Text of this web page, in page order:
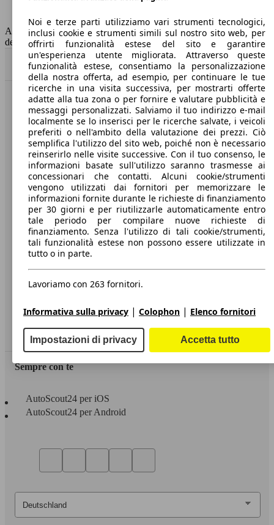
Capacità del serbatoio
53 l
AutoScout24 non si assume alcuna responsabilità per la correttezza
dei dati.
Torna su
Benvenuti su AutoScout24, il mercato auto europeo.
Società
A proposito di AutoScout24
Stampa
Media
Condizioni generali
Informazioni
Privacy
Dichiarazione di Accessibilità
Servizi
Area rivenditori
Sempre con te
AutoScout24 per iOS
AutoScout24 per Android
Noi e terze parti utilizziamo vari strumenti tecnologici,
inclusi cookie e strumenti simili sul nostro sito web, per
offrirti funzionalità estese del sito e garantire
un'esperienza utente migliorata. Attraverso queste
funzionalità estese, consentiamo la personalizzazione
della nostra offerta, ad esempio, per continuare le tue
ricerche in una visita successiva, per mostrarti offerte
adatte alla tua zona o per fornire e valutare pubblicità e
messaggi personalizzati. Salviamo il tuo indirizzo e-mail
localmente se lo inserisci per le ricerche salvate, i veicoli
preferiti o nell'ambito della valutazione dei prezzi. Ciò
semplifica l'utilizzo del sito web, poiché non è necessario
reinserirlo nelle visite successive. Con il tuo consenso, le
informazioni basate sull'utilizzo saranno trasmesse ai
concessionari che contatti. Alcuni cookie/strumenti
vengono utilizzati dai fornitori per memorizzare le
informazioni fornite durante le richieste di finanziamento
per 30 giorni e per riutilizzarle automaticamente entro
tale periodo per compilare nuove richieste di
finanziamento. Senza l'utilizzo di tali cookie/strumenti,
tali funzionalità estese non possono essere utilizzate in
tutto o in parte.
Lavoriamo con 263 fornitori.
Informativa sulla privacy | Colophon | Elenco fornitori
Impostazioni di privacy Accetta tutto